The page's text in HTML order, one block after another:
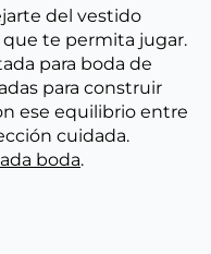
del vestido
te permita jugar.
para boda de
para construir
ese equilibrio entre
cuidada.
boda.